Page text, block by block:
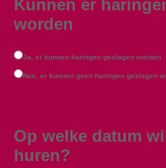
Kunnen er
worden
Ja, er kunnen haringen geslagen worden
Nee, er kunnen geen haringen geslagen
Op welke datum
huren?